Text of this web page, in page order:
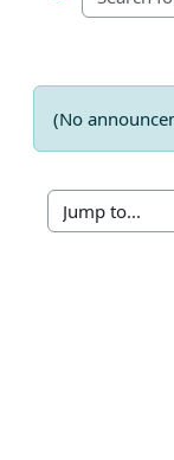
(No
Jump to...